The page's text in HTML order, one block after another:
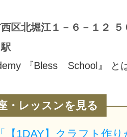
区北堀江１－６－１２ ５
『Bless School』
・レッスンを見る